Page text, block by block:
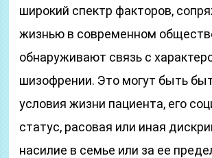
широкий спектр факторов,
жизнью в современном
обнаруживают связь с
шизофрении. Это могут быть
условия жизни пациента, его
статус, расовая или иная
насилие в семье или за ее